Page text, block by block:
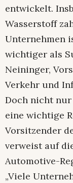
entwickelt.
Wasserstoff
Unternehmen
wichtiger als
Neininger,
Verkehr und
Doch nicht
eine wichtige
Vorsitzender
verweist auf
Automotive-
„Viele